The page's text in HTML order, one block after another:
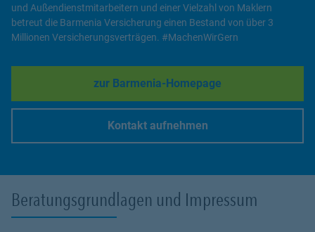
und Außendienstmitarbeitern und einer Vielzahl von Maklern
betreut die Barmenia Versicherung einen Bestand von über 3
Millionen Versicherungsverträgen. #MachenWirGern
zur Barmenia-Homepage
Link Opens in New Tab
Kontakt aufnehmen
Beratungsgrundlagen und Impressum